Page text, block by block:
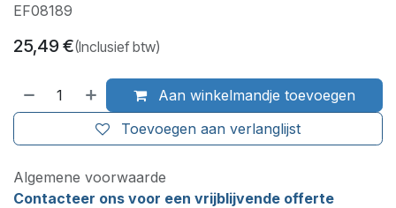
EF08189
25,49€(Inclusief btw)
Aan winkelmandje toevoegen
Toevoegen aan verlanglijst
Algemene voorwaarde
Contacteer ons voor een vrijblijvende offerte